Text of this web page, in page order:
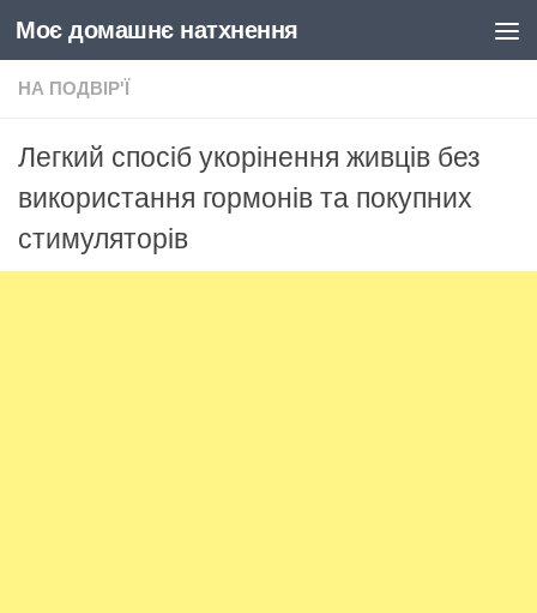
Skip to content
Моє домашнє натхнення
НА ПОДВІР'Ї
Легкий спосіб укорінення живців без
використання гормонів та покупних
стимуляторів